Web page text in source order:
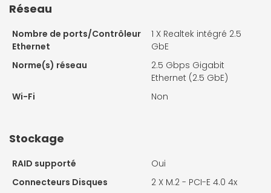
Réseau
Nombre de ports/Contrôleur
Ethernet
1 X Realtek intégré 2.5
GbE
Norme(s) réseau
2.5 Gbps Gigabit
Ethernet (2.5 GbE)
Wi-Fi
Non
Stockage
RAID supporté
Oui
Connecteurs Disques
2 X M.2 - PCI-E 4.0 4x